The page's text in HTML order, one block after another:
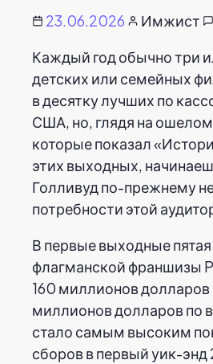
23.06.2026 Имжист
Каждый год обычно три
детских или семейных
в десятку лучших по
США, но, глядя на
которые показал
этих выходных,
Голливуд по-прежнему
потребности этой
В первые выходные пятая
флагманской франшизы
160 миллионов
миллионов долларов по
стало самым высоким
сборов в первый уик-энд